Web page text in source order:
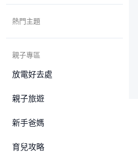
熱門主題
親子專區
放電好去處
親子旅遊
新手爸媽
育兒攻略